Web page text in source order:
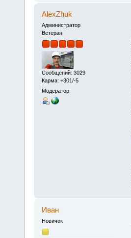
AlexZhuk
Администратор
Ветеран
Сообщений: 3029
Карма: +301/-5
Модератор
Иван
Новичок